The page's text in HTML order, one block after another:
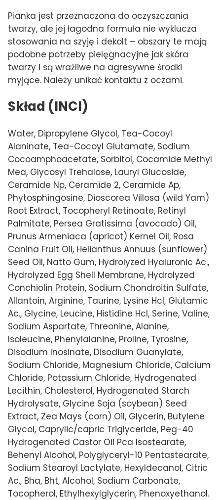
Pianka jest przeznaczona do oczyszczania
twarzy, ale jej łagodna formuła nie wyklucza
stosowania na szyję i dekolt – obszary te mają
podobne potrzeby pielęgnacyjne jak skóra
twarzy i są wrażliwe na agresywne środki
myjące. Należy unikać kontaktu z oczami.
Skład (INCI)
Water, Dipropylene Glycol, Tea-Cocoyl
Alaninate, Tea-Cocoyl Glutamate, Sodium
Cocoamphoacetate, Sorbitol, Cocamide Methyl
Mea, Glycosyl Trehalose, Lauryl Glucoside,
Ceramide Np, Ceramide 2, Ceramide Ap,
Phytosphingosine, Dioscorea Villosa (wild Yam)
Root Extract, Tocopheryl Retinoate, Retinyl
Palmitate, Persea Gratissima (avocado) Oil,
Prunus Armeniaca (apricot) Kernel Oil, Rosa
Canina Fruit Oil, Helianthus Annuus (sunflower)
Seed Oil, Natto Gum, Hydrolyzed Hyaluronic Ac.,
Hydrolyzed Egg Shell Membrane, Hydrolyzed
Conchiolin Protein, Sodium Chondroitin Sulfate,
Allantoin, Arginine, Taurine, Lysine Hcl, Glutamic
Ac., Glycine, Leucine, Histidine Hcl, Serine, Valine,
Sodium Aspartate, Threonine, Alanine,
Isoleucine, Phenylalanine, Proline, Tyrosine,
Disodium Inosinate, Disodium Guanylate,
Sodium Chloride, Magnesium Chloride, Calcium
Chloride, Potassium Chloride, Hydrogenated
Lecithin, Cholesterol, Hydrogenated Starch
Hydrolysate, Glycine Soja (soybean) Seed
Extract, Zea Mays (corn) Oil, Glycerin, Butylene
Glycol, Caprylic/capric Triglyceride, Peg-40
Hydrogenated Castor Oil Pca Isostearate,
Behenyl Alcohol, Polyglyceryl-10 Pentastearate,
Sodium Stearoyl Lactylate, Hexyldecanol, Citric
Ac., Bha, Bht, Alcohol, Sodium Carbonate,
Tocopherol, Ethylhexylglycerin, Phenoxyethanol.